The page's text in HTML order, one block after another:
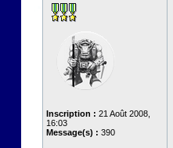
Inscription : 21 Août 2008,
16:03
Message(s) : 390